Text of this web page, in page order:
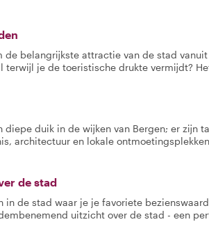
de belangrijkste attractie van de stad
terwijl je de toeristische drukte vermijdt?
diepe duik in de wijken van Bergen; er zijn
architectuur en lokale
de stad
in de stad waar je je favoriete
uitzicht over de stad - een